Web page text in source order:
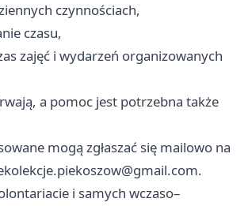
czynnościach,
czasu,
zajęć i wydarzeń organizowanych
a pomoc jest potrzebna także
mogą zgłaszać się mailowo na
.
i samych wczaso–